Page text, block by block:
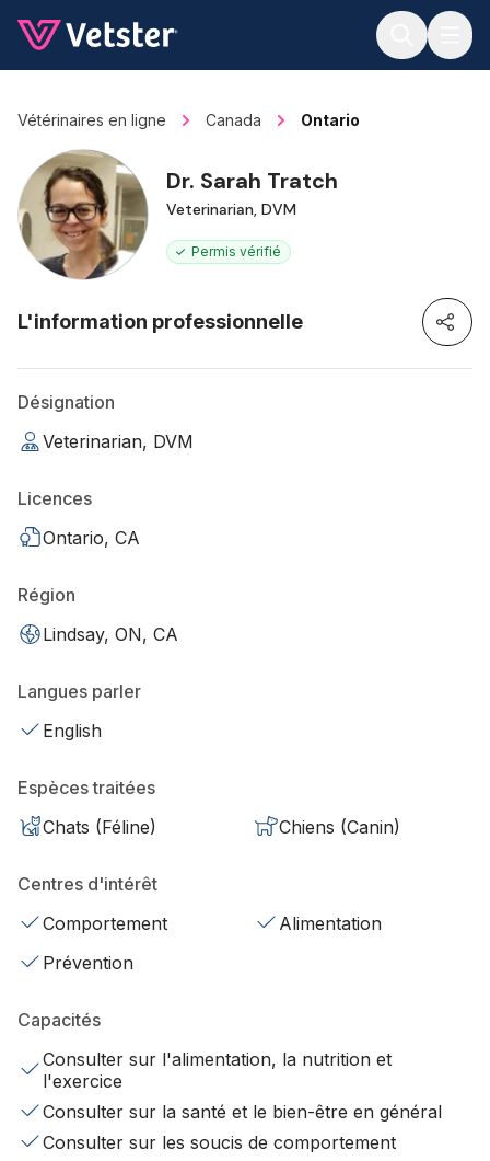
Vétérinaires en ligne Canada Ontario
Dr. Sarah Tratch
Veterinarian, DVM
Permis vérifié
L'information professionnelle
Désignation
Veterinarian, DVM
Licences
Ontario, CA
Région
Lindsay, ON, CA
Langues parler
English
Espèces traitées
Chats (Féline)
Chiens (Canin)
Centres d'intérêt
Comportement
Alimentation
Prévention
Capacités
Consulter sur l'alimentation, la nutrition et
l'exercice
Consulter sur la santé et le bien-être en général
Consulter sur les soucis de comportement